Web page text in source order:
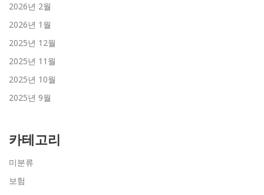
2026년 2월
2026년 1월
2025년 12월
2025년 11월
2025년 10월
2025년 9월
카테고리
미분류
보험